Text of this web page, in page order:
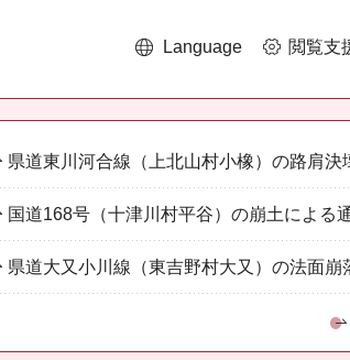
Language 閲覧支
県道東川河合線（上北山村小橡）の路肩
国道168号（十津川村平谷）の崩土による
県道大又小川線（東吉野村大又）の法面崩